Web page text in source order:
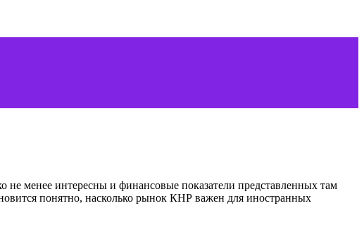
менее интересны и финансовые показатели представленных там
понятно, насколько рынок КНР важен для иностранных